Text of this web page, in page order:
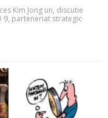
Kim Jong un, discutie
9, parteneriat strategic